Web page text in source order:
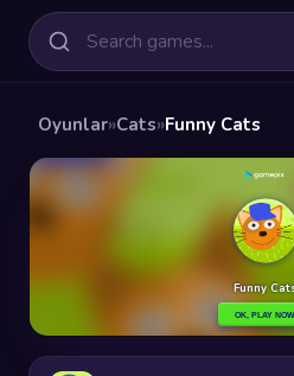
Oyunlar»Cats»Funny Cats